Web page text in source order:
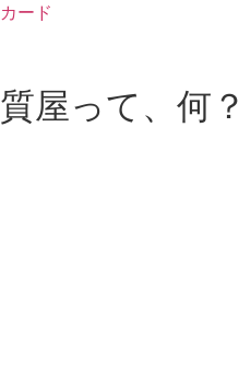
カード
質屋って、何？